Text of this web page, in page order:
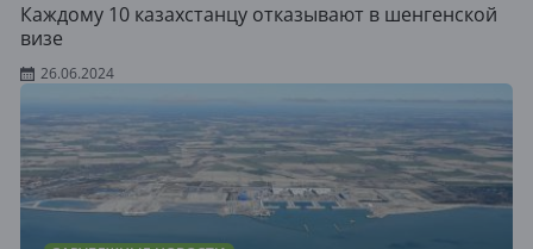
Каждому 10 казахстанцу отказывают в шенгенской
визе
26.06.2024